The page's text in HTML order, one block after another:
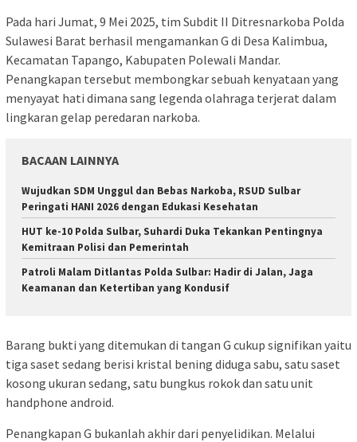
Pada hari Jumat, 9 Mei 2025, tim Subdit II Ditresnarkoba Polda
Sulawesi Barat berhasil mengamankan G di Desa Kalimbua,
Kecamatan Tapango, Kabupaten Polewali Mandar.
Penangkapan tersebut membongkar sebuah kenyataan yang
menyayat hati dimana sang legenda olahraga terjerat dalam
lingkaran gelap peredaran narkoba.
BACAAN LAINNYA
Wujudkan SDM Unggul dan Bebas Narkoba, RSUD Sulbar
Peringati HANI 2026 dengan Edukasi Kesehatan
HUT ke-10 Polda Sulbar, Suhardi Duka Tekankan Pentingnya
Kemitraan Polisi dan Pemerintah
Patroli Malam Ditlantas Polda Sulbar: Hadir di Jalan, Jaga
Keamanan dan Ketertiban yang Kondusif
Barang bukti yang ditemukan di tangan G cukup signifikan yaitu
tiga saset sedang berisi kristal bening diduga sabu, satu saset
kosong ukuran sedang, satu bungkus rokok dan satu unit
handphone android.
Penangkapan G bukanlah akhir dari penyelidikan. Melalui